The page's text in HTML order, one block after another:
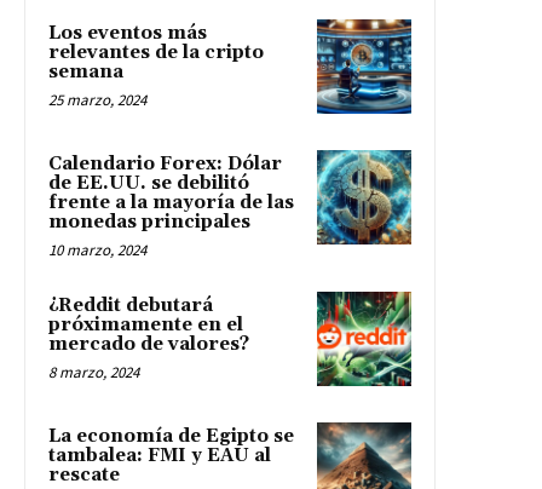
Los eventos más
relevantes de la cripto
semana
25 marzo, 2024
Calendario Forex: Dólar
de EE.UU. se debilitó
frente a la mayoría de las
monedas principales
10 marzo, 2024
¿Reddit debutará
próximamente en el
mercado de valores?
8 marzo, 2024
La economía de Egipto se
tambalea: FMI y EAU al
rescate